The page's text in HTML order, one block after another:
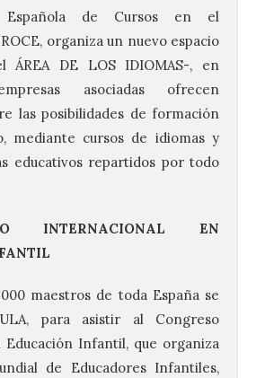
Española de Cursos en el
organiza un nuevo espacio
ÁREA DE LOS IDIOMAS-, en
asociadas ofrecen
las posibilidades de formación
mediante cursos de idiomas y
educativos repartidos por todo
INTERNACIONAL EN
maestros de toda España se
para asistir al Congreso
Infantil, que organiza
de Educadores Infantiles,